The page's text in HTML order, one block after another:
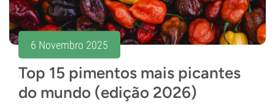
6 Novembro 2025
Top 15 pimentos mais picantes
do mundo (edição 2026)